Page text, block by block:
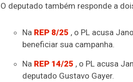
O deputado também responde a
Na REP 8/25 , o PL acusa
beneficiar sua campanha.
Na REP 14/25 , o PL acusa
deputado Gustavo Gayer.